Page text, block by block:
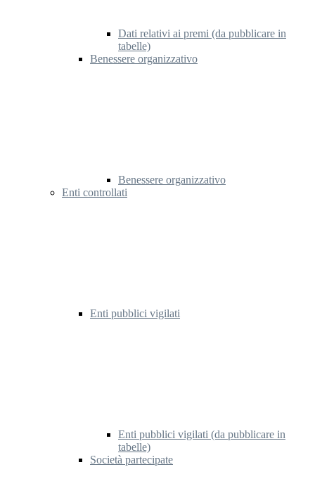
Dati relativi ai premi (da pubblicare in
tabelle)
Benessere organizzativo
Benessere organizzativo
Enti controllati
Enti pubblici vigilati
Enti pubblici vigilati (da pubblicare in
tabelle)
Società partecipate